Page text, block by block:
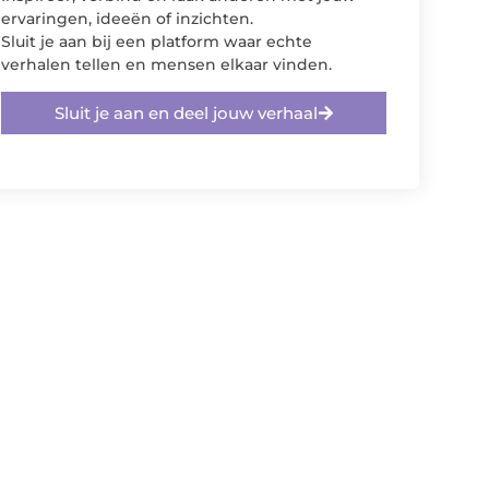
ervaringen, ideeën of inzichten.
Sluit je aan bij een platform waar echte
verhalen tellen en mensen elkaar vinden.
Sluit je aan en deel jouw verhaal